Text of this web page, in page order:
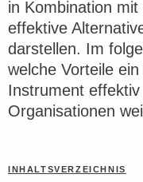
in Kombination
effektive
darstellen. Im
welche Vorteile
Instrument
Organisationen
INHALTSVERZEICHNIS